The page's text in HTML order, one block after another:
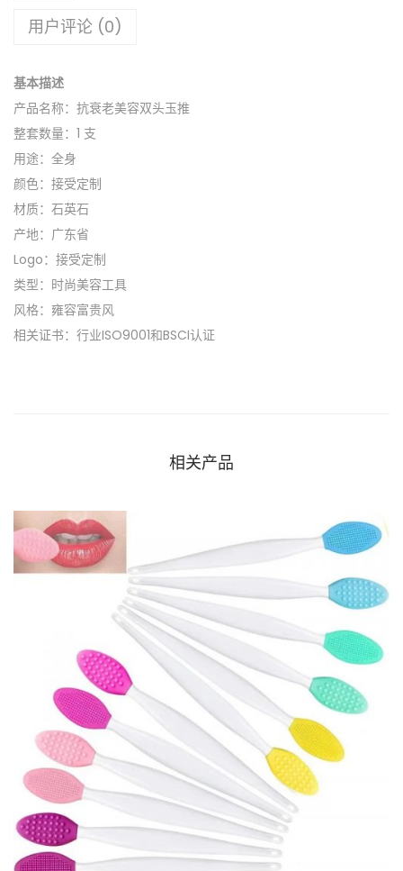
用户评论 (0)
基本描述
产品名称：抗衰老美容双头玉推
整套数量：1 支
用途：全身
颜色：接受定制
材质：石英石
产地：广东省
Logo：接受定制
类型：时尚美容工具
风格：雍容富贵风
相关证书：行业ISO9001和BSCI认证
相关产品